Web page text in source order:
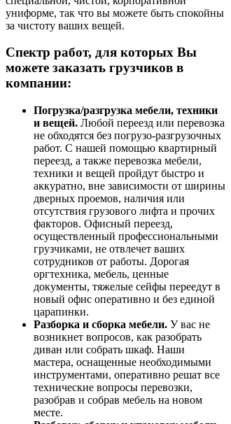
униформе, так что вы можете быть спокойны
за чистоту ваших вещей.
Спектр работ, для которых Вы
можете заказать грузчиков в
компании:
Погрузка/разгрузка мебели, техники
и вещей. Любой переезд или перевозка
не обходятся без погрузо-разгрузочных
работ. С нашей помощью квартирный
переезд, а также перевозка мебели,
техники и вещей пройдут быстро и
аккуратно, вне зависимости от ширины
дверных проемов, наличия или
отсутствия грузового лифта и прочих
факторов. Офисный переезд,
осуществленный профессиональными
грузчиками, не отвлечет ваших
сотрудников от работы. Дорогая
оргтехника, мебель, ценные
документы, тяжелые сейфы переедут в
новый офис оперативно и без единой
царапинки.
Разборка и сборка мебели. У вас не
возникнет вопросов, как разобрать
диван или собрать шкаф. Наши
мастера, оснащенные необходимыми
инструментами, оперативно решат все
технические вопросы перевозки,
разобрав и собрав мебель на новом
месте.